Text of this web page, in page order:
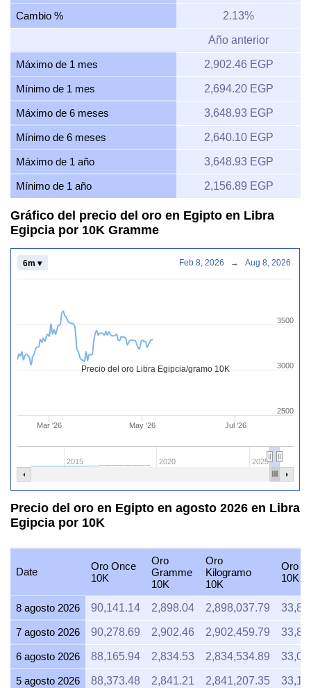
Cambio % 2.13%
Año anterior
Máximo de 1 mes 2,902.46 EGP
Mínimo de 1 mes 2,694.20 EGP
Máximo de 6 meses 3,648.93 EGP
Mínimo de 6 meses 2,640.10 EGP
Máximo de 1 año 3,648.93 EGP
Mínimo de 1 año 2,156.89 EGP
Gráfico del precio del oro en Egipto en Libra
Egipcia por 10K Gramme
Precio del oro Libra Egipcia/gramo 10K
Mar '26 May '26 Jul '26
2015 2020 2025
2500
3000
3500
6m ▾ Feb 8, 2026 → Aug 8, 2026
Precio del oro en Egipto en agosto 2026 en Libra
Egipcia por 10K
Date
Oro Once
10K
Oro
Gramme
10K
Oro
Kilogramo
10K
Oro
10K
8 agosto 2026 90,141.14 2,898.04 2,898,037.79
7 agosto 2026 90,278.69 2,902.46 2,902,459.79
6 agosto 2026 88,165.94 2,834.53 2,834,534.89
5 agosto 2026 88,373.48 2,841.21 2,841,207.35